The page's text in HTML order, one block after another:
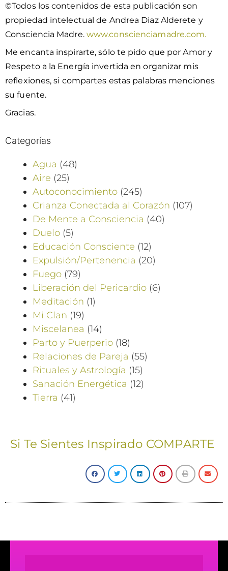
©Todos los contenidos de esta publicación son
propiedad intelectual de Andrea Diaz Alderete y
Consciencia Madre. www.conscienciamadre.com.
Me encanta inspirarte, sólo te pido que por Amor y
Respeto a la Energía invertida en organizar mis
reflexiones, si compartes estas palabras menciones
su fuente.
Gracias.
Categorías
Agua (48)
Aire (25)
Autoconocimiento (245)
Crianza Conectada al Corazón (107)
De Mente a Consciencia (40)
Duelo (5)
Educación Consciente (12)
Expulsión/Pertenencia (20)
Fuego (79)
Liberación del Pericardio (6)
Meditación (1)
Mi Clan (19)
Miscelanea (14)
Parto y Puerperio (18)
Relaciones de Pareja (55)
Rituales y Astrología (15)
Sanación Energética (12)
Tierra (41)
Si Te Sientes Inspirado COMPARTE